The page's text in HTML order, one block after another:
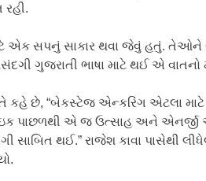
એક સપનું સાકાર થવા જેવું હતું.
ગુજરાતી ભાષા માટે થઈ એ વાતનો
તે કહે છે, “બેકસ્ટેજ એન્કરિંગ એટલા
પાછળથી એ જ ઉત્સાહ અને
સાબિત થઈ.” રાજેશ કાવા પાસેથી